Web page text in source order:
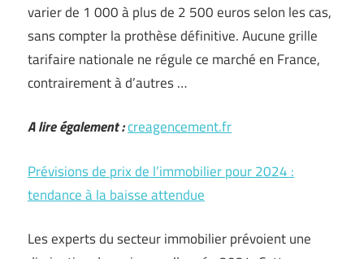
varier de 1 000 à plus de 2 500 euros selon les cas,
sans compter la prothèse définitive. Aucune grille
tarifaire nationale ne régule ce marché en France,
contrairement à d’autres …
A lire également :creagencement.fr
Prévisions de prix de l’immobilier pour 2024 :
tendance à la baisse attendue
Les experts du secteur immobilier prévoient une